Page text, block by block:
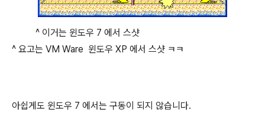
^ 이거는 윈도우 7 에서 스샷
^ 요고는 VM Ware 윈도우 XP 에서 스샷 ㅋㅋ
아쉽게도 윈도우 7 에서는 구동이 되지 않습니다.